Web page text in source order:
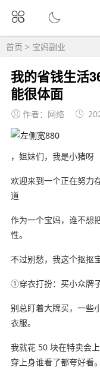
首页 > 宝妈副业
我的省钱生活
能很体面
作者：网络
，姐妹们，我是小猪呀
欢迎来到一个正在努力
道
作为一个宝妈，谁不想
性。
不过别愁，我这个抠抠
①穿衣打扮：买小众牌
别总盯着大牌买，一些
衣服。
我就花 50 块在特卖会
穿上身谁看了都夸好看